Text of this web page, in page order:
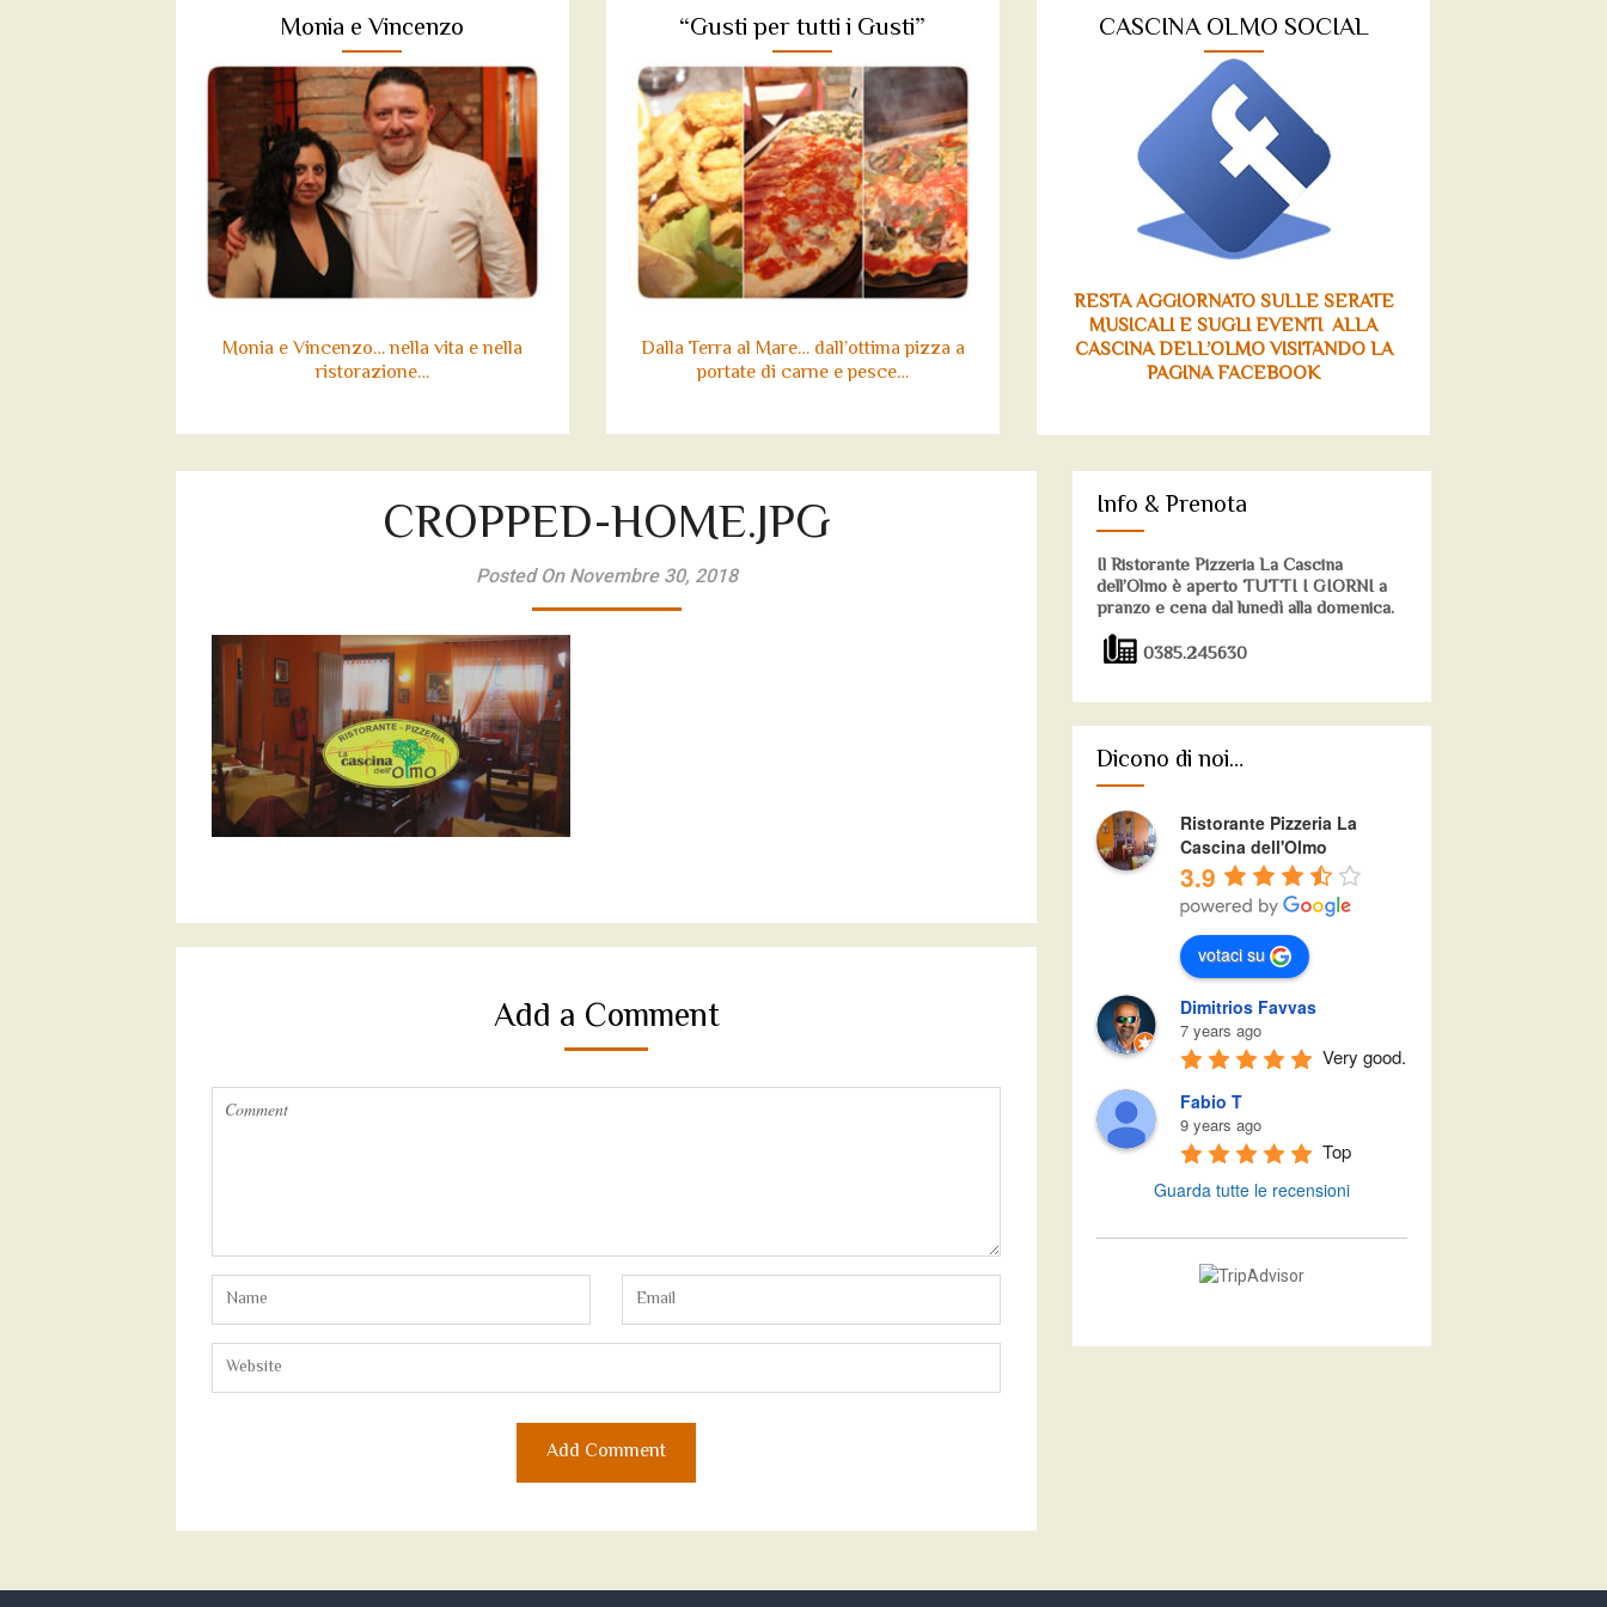
Monia e Vincenzo
Monia e Vincenzo… nella vita e nella
ristorazione…
“Gusti per tutti i Gusti”
Dalla Terra al Mare… dall’ottima pizza a
portate di carne e pesce…
CASCINA OLMO SOCIAL
RESTA AGGIORNATO SULLE SERATE
MUSICALI E SUGLI EVENTI ALLA
CASCINA DELL’OLMO VISITANDO LA
PAGINA FACEBOOK
CROPPED-HOME.JPG
Posted On Novembre 30, 2018
Add a Comment
Info & Prenota
Il Ristorante Pizzeria La Cascina
dell’Olmo è aperto TUTTI I GIORNI a
pranzo e cena dal lunedì alla domenica.
0385.245630
Dicono di noi…
Ristorante Pizzeria La
Cascina dell'Olmo
3.9
votaci su
Dimitrios Favvas
7 years ago
Very good.
Fabio T
9 years ago
Top
Guarda tutte le recensioni